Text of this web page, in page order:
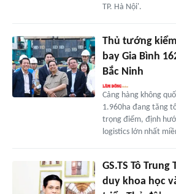
TP. Hà Nội'.
Thủ tướng
bay Gia Bình
Bắc Ninh
Cảng hàng không
1.960ha đang tăng
trọng điểm, định
logistics lớn nhất
GS.TS Tô
duy khoa học